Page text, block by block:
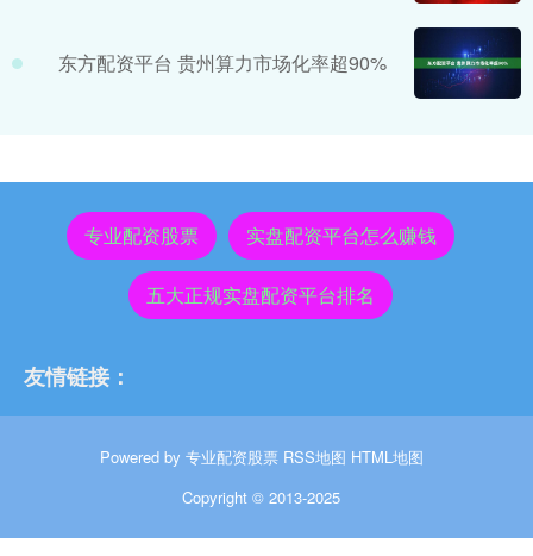
东方配资平台 贵州算力市场化率超90%
专业配资股票 实盘配资平台怎么赚钱
五大正规实盘配资平台排名
友情链接：
Powered by 专业配资股票 RSS地图 HTML地图
Copyright © 2013-2025